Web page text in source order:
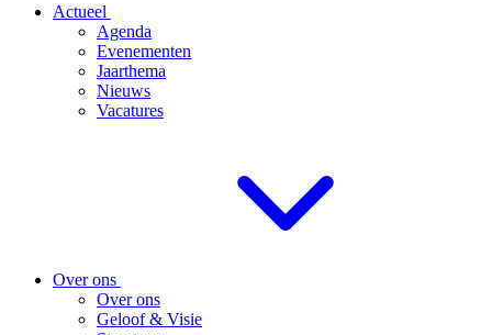
Actueel
Agenda
Evenementen
Jaarthema
Nieuws
Vacatures
Over ons
Over ons
Geloof & Visie